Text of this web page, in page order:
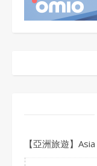
【亞洲旅遊】Asia